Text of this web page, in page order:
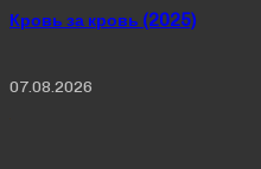
Кровь за кровь (2025)
07.08.2026